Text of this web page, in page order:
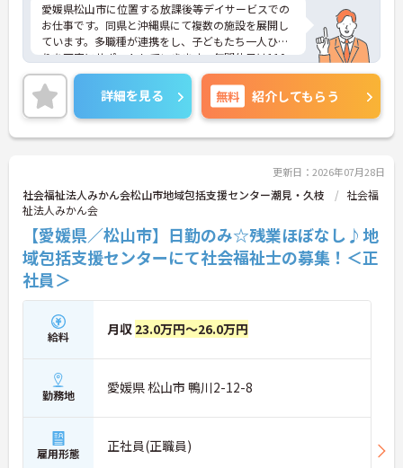
愛媛県松山市に位置する放課後等デイサービスでの
お仕事です。同県と沖縄県にて複数の施設を展開し
ています。多職種が連携をし、子どもたち一人ひと
りを丁寧にサポートしていきます。年間休日は110
日、残業は月に10時間程度で、メリハリのある勤務
が可能です。ご興味のある方には、面接対策ポイン
トなど、さらに詳細をお話しいたしますのでお気軽
にご相談ください！
詳細を見る 無料 紹介してもらう
更新日：2026年07月28日
社会福祉法人みかん会松山市地域包括支援センター潮見・久枝
社会福
祉法人みかん会
【愛媛県／松山市】日勤のみ☆残業ほぼなし♪地
域包括支援センターにて社会福祉士の募集！＜正
社員＞
給料 月収 23.0万円～26.0万円
勤務地 愛媛県 松山市 鴨川2-12-8
雇用形態 正社員(正職員)